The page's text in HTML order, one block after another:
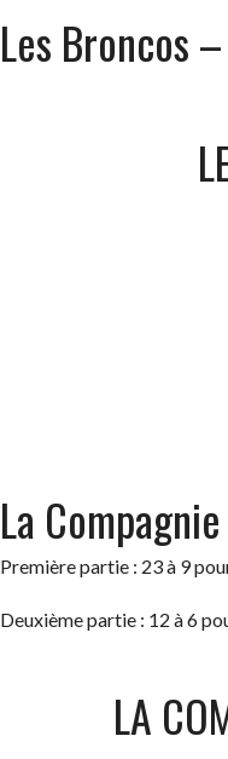
Les Broncos
La
Première partie : 23 à 9
Deuxième partie : 12 à 6
LA